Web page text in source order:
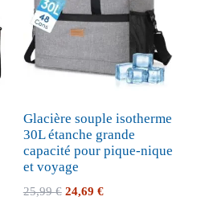
Glacière souple isotherme
30L étanche grande
capacité pour pique-nique
et voyage
25,99€ Le
24,69 €Le